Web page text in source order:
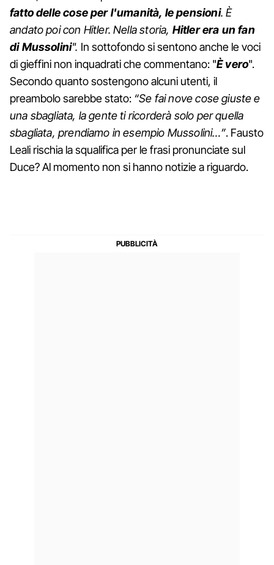
fatto delle cose per l'umanità, le pensioni. È
andato poi con Hitler. Nella storia, Hitler era un fan
di Mussolini". In sottofondo si sentono anche le voci
di gieffini non inquadrati che commentano: "È vero".
Secondo quanto sostengono alcuni utenti, il
preambolo sarebbe stato: “Se fai nove cose giuste e
una sbagliata, la gente ti ricorderà solo per quella
sbagliata, prendiamo in esempio Mussolini…”. Fausto
Leali rischia la squalifica per le frasi pronunciate sul
Duce? Al momento non si hanno notizie a riguardo.